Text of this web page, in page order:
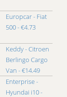
Europcar - Fiat
500 - €4.73
Keddy - Citroen
Berlingo Cargo
Van - €14.49
Enterprise -
Hyundai i10 -